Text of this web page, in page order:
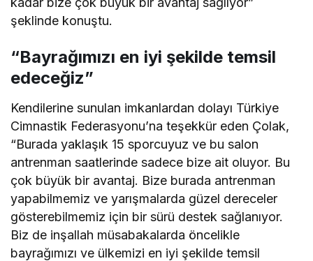
şeklinde konuştu.
“Bayrağımızı en iyi şekilde temsil
edeceğiz”
Kendilerine sunulan imkanlardan dolayı Türkiye
Cimnastik Federasyonu’na teşekkür eden Çolak,
“Burada yaklaşık 15 sporcuyuz ve bu salon
antrenman saatlerinde sadece bize ait oluyor. Bu
çok büyük bir avantaj. Bize burada antrenman
yapabilmemiz ve yarışmalarda güzel dereceler
gösterebilmemiz için bir sürü destek sağlanıyor.
Biz de inşallah müsabakalarda öncelikle
bayrağımızı ve ülkemizi en iyi şekilde temsil